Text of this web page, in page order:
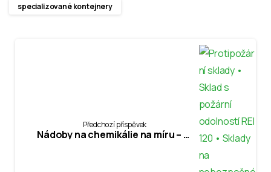
specializované kontejnery
Předchozí příspěvek
Nádoby na chemikálie na míru – od návrhu po výrobu